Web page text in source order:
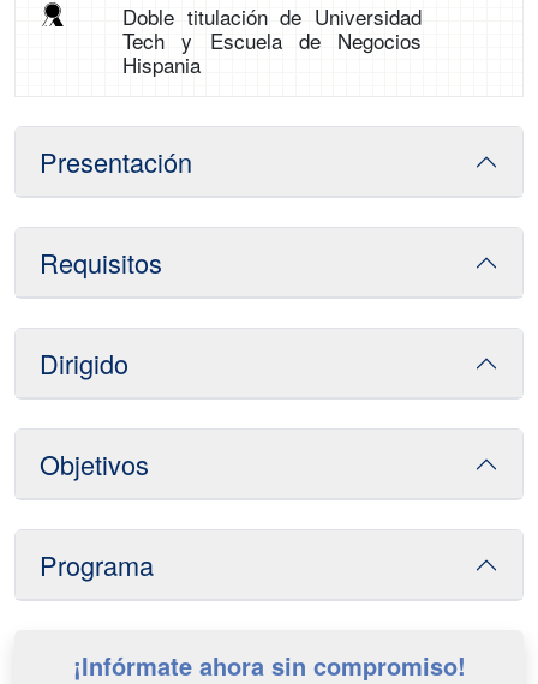
Doble titulación de Universidad
Tech y Escuela de Negocios
Hispania
Presentación
Requisitos
Dirigido
Objetivos
Programa
¡Infórmate ahora sin compromiso!